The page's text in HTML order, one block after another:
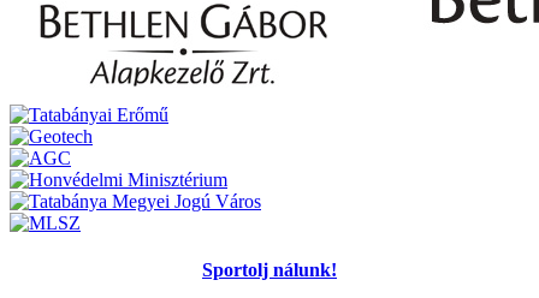
Sportolj nálunk!